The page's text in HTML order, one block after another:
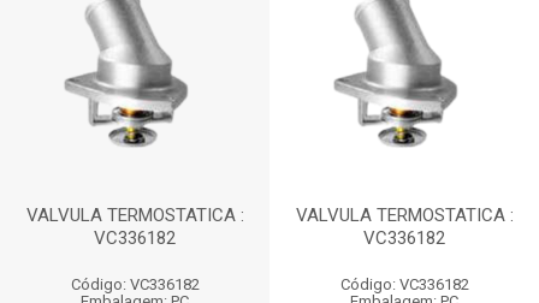
VALVULA TERMOSTATICA :
VC336182
Código: VC336182
VALVULA TERMOSTATICA :
VC336182
Código: VC336182